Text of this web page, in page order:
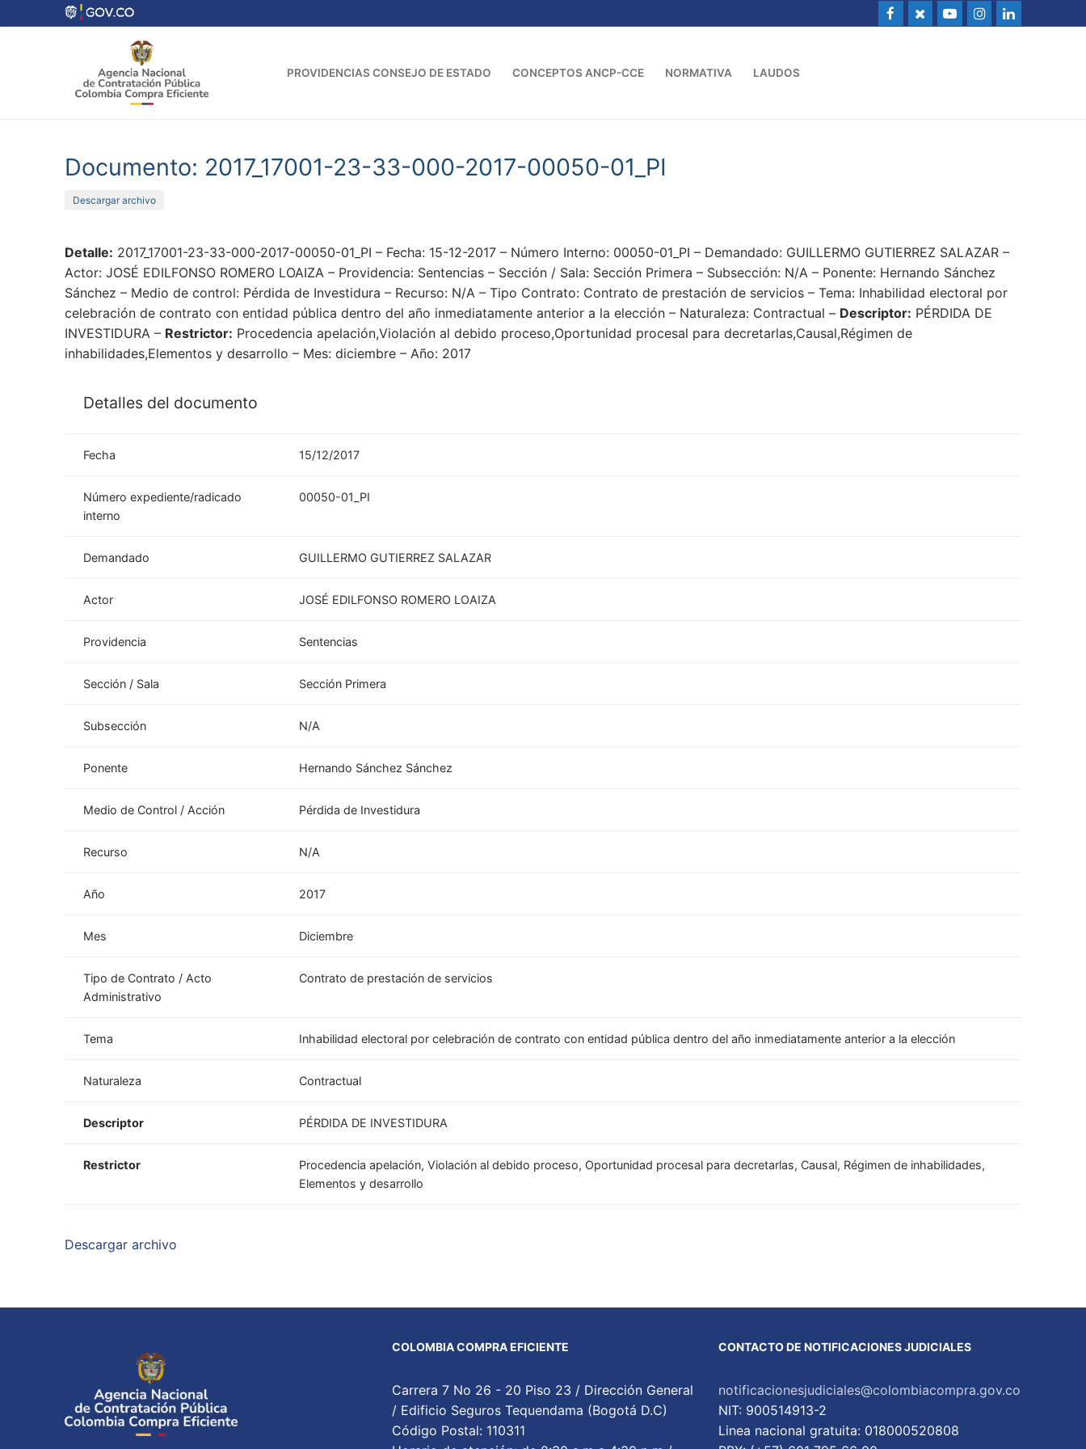
al
PROVIDENCIAS CONSEJO DE ESTADO CONCEPTOS ANCP-CCE NORMATIVA LAUDOS
Documento: 2017_17001-23-33-000-2017-00050-01_PI
Descargar archivo
Detalle: 2017_17001-23-33-000-2017-00050-01_PI – Fecha: 15-12-2017 – Número Interno: 00050-01_PI – Demandado: GUILLERMO GUTIERREZ SALAZAR –
Actor: JOSÉ EDILFONSO ROMERO LOAIZA – Providencia: Sentencias – Sección / Sala: Sección Primera – Subsección: N/A – Ponente: Hernando Sánchez
Sánchez – Medio de control: Pérdida de Investidura – Recurso: N/A – Tipo Contrato: Contrato de prestación de servicios – Tema: Inhabilidad electoral por
celebración de contrato con entidad pública dentro del año inmediatamente anterior a la elección – Naturaleza: Contractual – Descriptor: PÉRDIDA DE
INVESTIDURA – Restrictor: Procedencia apelación,Violación al debido proceso,Oportunidad procesal para decretarlas,Causal,Régimen de
inhabilidades,Elementos y desarrollo – Mes: diciembre – Año: 2017
Detalles del documento
Fecha 15/12/2017
Número expediente/radicado
interno
00050-01_PI
Demandado GUILLERMO GUTIERREZ SALAZAR
Actor JOSÉ EDILFONSO ROMERO LOAIZA
Providencia Sentencias
Sección / Sala Sección Primera
Subsección N/A
Ponente Hernando Sánchez Sánchez
Medio de Control / Acción Pérdida de Investidura
Recurso N/A
Año 2017
Mes Diciembre
Tipo de Contrato / Acto
Administrativo
Contrato de prestación de servicios
Tema Inhabilidad electoral por celebración de contrato con entidad pública dentro del año inmediatamente anterior a la elección
Naturaleza Contractual
Descriptor PÉRDIDA DE INVESTIDURA
Restrictor
Procedencia apelación, Violación al debido proceso, Oportunidad procesal para decretarlas, Causal, Régimen de inhabilidades,
Elementos y desarrollo
Descargar archivo
COLOMBIA COMPRA EFICIENTE
Carrera 7 No 26 - 20 Piso 23 / Dirección General
/ Edificio Seguros Tequendama (Bogotá D.C)
Código Postal: 110311
CONTACTO DE NOTIFICACIONES JUDICIALES
notificacionesjudiciales@colombiacompra.gov.co
NIT: 900514913-2
Linea nacional gratuita: 018000520808